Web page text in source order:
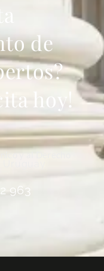
de
hoy!
y al Derecho
963